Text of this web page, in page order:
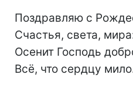
Поздравляю с
Счастья, света,
Осенит Господь
Всё, что сердцу